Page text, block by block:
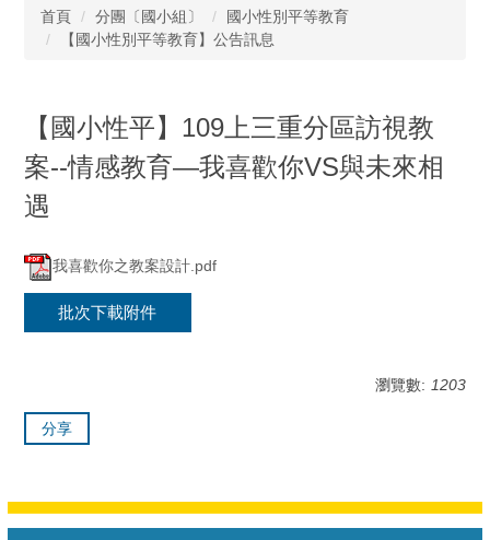
首頁 分團〔國小組〕
國小性別平等教育
【國小性別平等教育】公告訊息
【國小性平】109上三重分區訪視教
案--情感教育—我喜歡你VS與未來相
遇
我喜歡你之教案設計.pdf
批次下載附件
瀏覽數: 1203
分享